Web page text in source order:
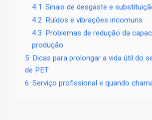
4.1 Sinais de desgaste e
4.2 Ruídos e vibrações incomuns
4.3 Problemas de redução da
produção
5 Dicas para prolongar a vida útil do
de PET
6 Serviço profissional e quando